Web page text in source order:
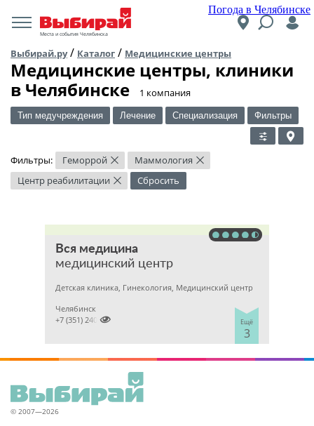
Погода в Челябинске
Места и события Челябинска
Выбирай.ру/ Каталог / Медицинские центры
Медицинские центры, клиники
в Челябинске
​1 компания
Тип медучреждения Лечение Специализация Фильтры
Фильтры: Геморрой × Маммология ×
Центр реабилитации × Сбросить
Вся медицина
медицинский центр
Детская клиника, Гинекология, Медицинский центр
Ещё
3
Челябинск

+7 (351) 2400303
© 2007—2026